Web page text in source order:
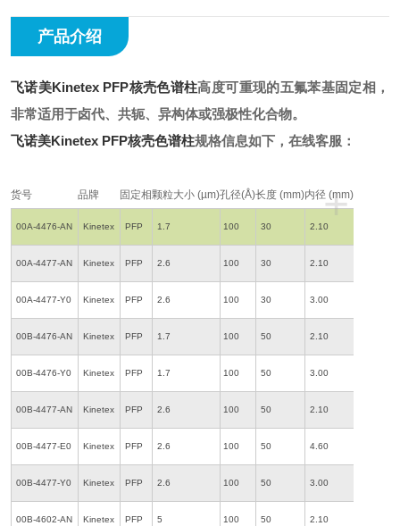
产品介绍
飞诺美Kinetex PFP核壳色谱柱高度可重现的五氟苯基固定相，
非常适用于卤代、共轭、异构体或强极性化合物。
飞诺美Kinetex PFP核壳色谱柱规格信息如下，在线客服：
+
货号 品牌 固定相颗粒大小 (µm)孔径(Å)长度 (mm)内径 (mm)
00A-4476-AN Kinetex PFP 1.7 100 30 2.10
00A-4477-AN Kinetex PFP 2.6 100 30 2.10
00A-4477-Y0 Kinetex PFP 2.6 100 30 3.00
00B-4476-AN Kinetex PFP 1.7 100 50 2.10
00B-4476-Y0 Kinetex PFP 1.7 100 50 3.00
00B-4477-AN Kinetex PFP 2.6 100 50 2.10
00B-4477-E0 Kinetex PFP 2.6 100 50 4.60
00B-4477-Y0 Kinetex PFP 2.6 100 50 3.00
00B-4602-AN Kinetex PFP 5 100 50 2.10